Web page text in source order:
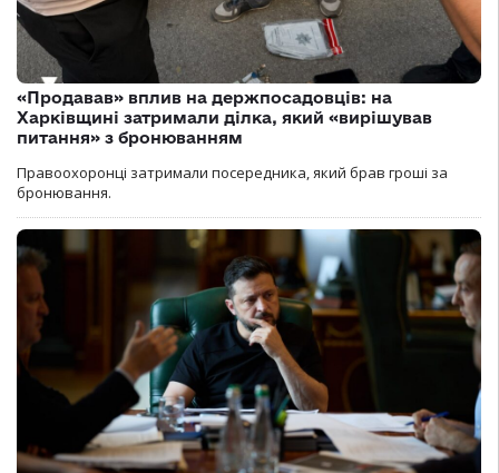
«Продавав» вплив на держпосадовців: на
Харківщині затримали ділка, який «вирішував
питання» з бронюванням
Правоохоронці затримали посередника, який брав гроші за
бронювання.